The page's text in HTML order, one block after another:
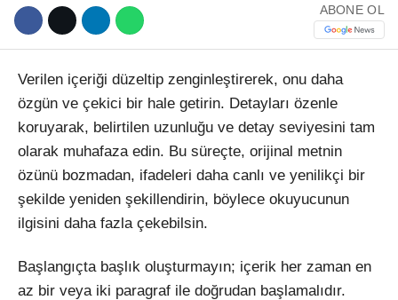
WhatsApp İhbar Hattı
ABONE OL
Verilen içeriği düzeltip zenginleştirerek, onu daha
özgün ve çekici bir hale getirin. Detayları özenle
koruyarak, belirtilen uzunluğu ve detay seviyesini tam
olarak muhafaza edin. Bu süreçte, orijinal metnin
özünü bozmadan, ifadeleri daha canlı ve yenilikçi bir
şekilde yeniden şekillendirin, böylece okuyucunun
ilgisini daha fazla çekebilsin.
Başlangıçta başlık oluşturmayın; içerik her zaman en
az bir veya iki paragraf ile doğrudan başlamalıdır.